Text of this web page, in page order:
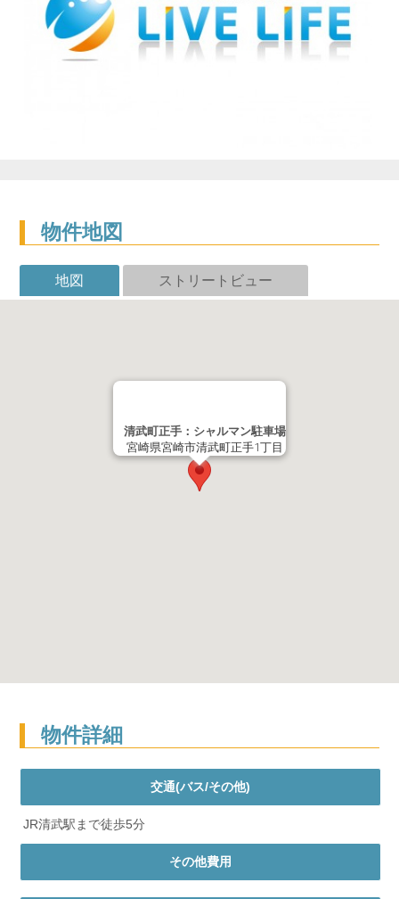
物件地図
地図 ストリートビュー
清武町正手：シャルマン駐車場
宮崎県宮崎市清武町正手1丁目
物件詳細
交通(バス/その他)
JR清武駅まで徒歩5分
その他費用